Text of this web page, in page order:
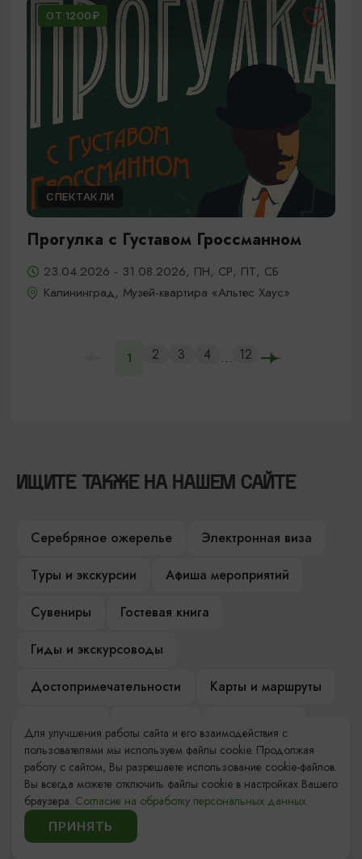
ОТ 1200₽
СПЕКТАКЛИ
Прогулка с Густавом Гроссманном
23.04.2026 - 31.08.2026, ПН, СР, ПТ, СБ
Калининград, Музей-квартира «Альтес Хаус»
1 2 3 4 ... 12
ИЩИТЕ ТАКЖЕ НА НАШЕМ САЙТЕ
Серебряное ожерелье
Электронная виза
Туры и экскурсии
Афиша мероприятий
Сувениры
Гостевая книга
Гиды и экскурсоводы
Достопримечательности
Карты и маршруты
Компас Балтийской кухни
Настоящий Калининградец
Музеи
Для улучшения работы сайта и его взаимодействия с
пользователями мы используем файлы cookie. Продолжая
работу с сайтом, Вы разрешаете использование cookie-файлов.
Вы всегда можете отключить файлы cookie в настройках Вашего
браузера. Согласие на обработку персональных данных.
ПРИНЯТЬ